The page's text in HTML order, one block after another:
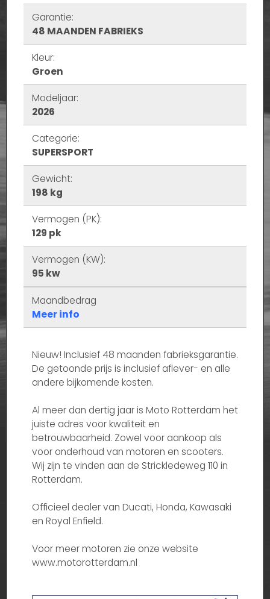
Garantie:
48 MAANDEN FABRIEKS
Kleur:
Groen
Modeljaar:
2026
Categorie:
SUPERSPORT
Gewicht:
198 kg
Vermogen (PK):
129 pk
Vermogen (KW):
95 kw
Maandbedrag
Meer info
Nieuw! Inclusief 48 maanden fabrieksgarantie.
De getoonde prijs is inclusief aflever- en alle
andere bijkomende kosten.
Al meer dan dertig jaar is Moto Rotterdam het
juiste adres voor kwaliteit en
betrouwbaarheid. Zowel voor aankoop als
voor onderhoud van motoren en scooters.
Wij zijn te vinden aan de Strickledeweg 110 in
Rotterdam.
Officieel dealer van Ducati, Honda, Kawasaki
en Royal Enfield.
Voor meer motoren zie onze website
www.motorotterdam.nl